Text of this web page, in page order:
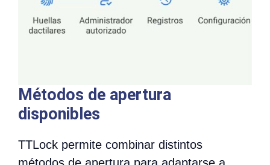
Métodos de apertura
disponibles
TTLock permite combinar distintos